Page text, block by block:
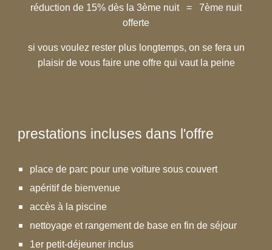
réduction de 15% dès la 3ème nuit = 7ème nuit
offerte
si vous voulez rester plus longtemps, on se fera un
plaisir de vous faire une offre qui vaut la peine
prestations incluses dans l'offre
place de parc pour une voiture sous couvert
apéritif de bienvenue
accès à la piscine
nettoyage et rangement de base en fin de séjour
1er petit-déjeuner inclus